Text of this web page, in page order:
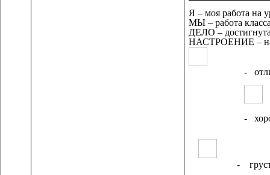
Я – моя работа на
МЫ – работа
ДЕЛО –
НАСТРОЕНИЕ –
-
-
-